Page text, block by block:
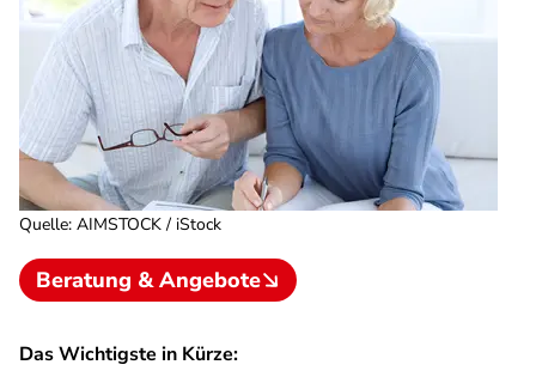
Quelle: AIMSTOCK / iStock
Beratung & Angebote
Das Wichtigste in Kürze: